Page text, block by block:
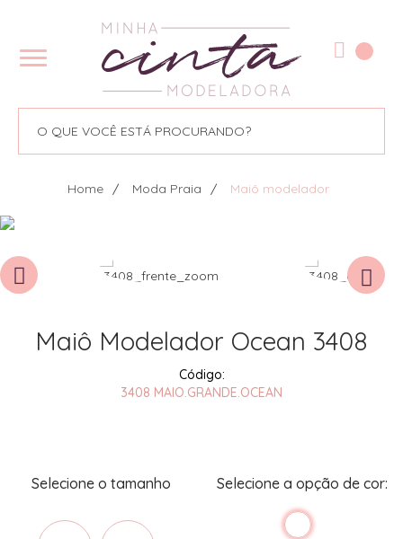
Home Moda Praia Maiô modelador
Maiô Modelador Ocean 3408
3408 MAIO.GRANDE.OCEAN